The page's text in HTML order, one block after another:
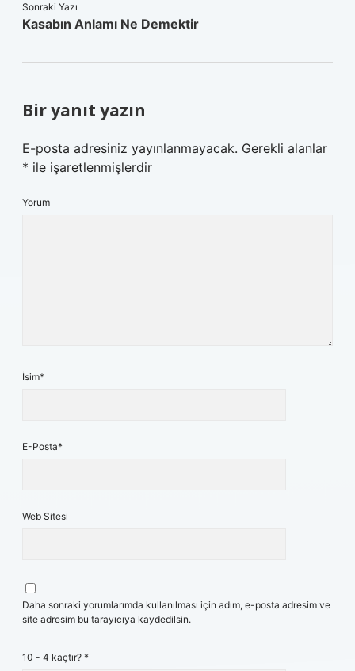
Sonraki Yazı
Kasabın Anlamı Ne Demektir
Bir yanıt yazın
E-posta adresiniz yayınlanmayacak. Gerekli alanlar
* ile işaretlenmişlerdir
Yorum
İsim*
E-Posta*
Web Sitesi
Daha sonraki yorumlarımda kullanılması için adım, e-posta adresim ve
site adresim bu tarayıcıya kaydedilsin.
10 - 4 kaçtır? *